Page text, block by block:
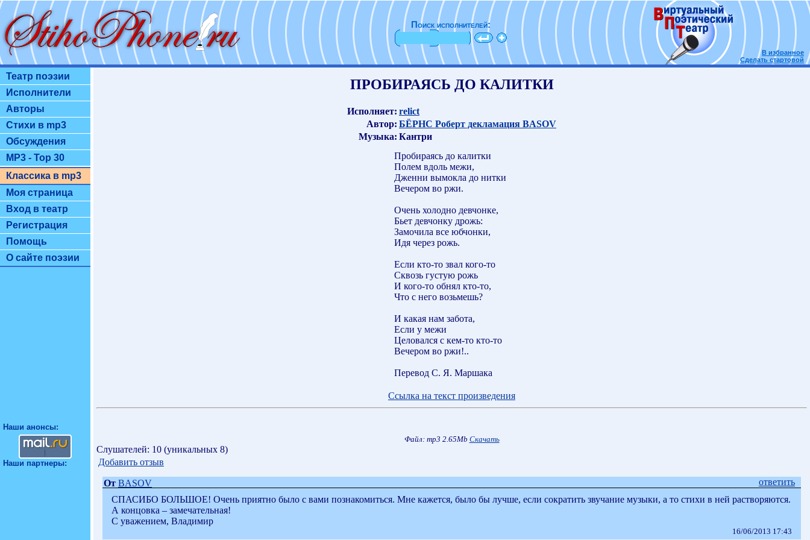
Поиск исполнителей:
В избранное
Сделать стартовой
Театр поэзии
Исполнители
Авторы
Стихи в mp3
Обсуждения
MP3 - Top 30
Классика в mp3
Моя страница
Вход в театр
Регистрация
Помощь
О сайте поэзии
Наши анонсы:
Наши партнеры:
ПРОБИРАЯСЬ ДО КАЛИТКИ
Исполняет: relict
Автор: БЁРНС Роберт декламация BASOV
Музыка: Кантри
Пробираясь до калитки
Полем вдоль межи,
Дженни вымокла до нитки
Вечером во ржи.
Очень холодно девчонке,
Бьет девчонку дрожь:
Замочила все юбчонки,
Идя через рожь.
Если кто-то звал кого-то
Сквозь густую рожь
И кого-то обнял кто-то,
Что с него возьмешь?
И какая нам забота,
Если у межи
Целовался с кем-то кто-то
Вечером во ржи!..
Перевод С. Я. Маршака
Ссылка на текст произведения
Файл: mp3 2.65Mb Скачать
Слушателей: 10 (уникальных 8)
Добавить отзыв
От BASOV
ответить
СПАСИБО БОЛЬШОЕ! Очень приятно было с вами познакомиться. Мне кажется, было бы лучше, если сократить звучание музыки, а то стихи в ней растворяются.
А концовка – замечательная!
С уважением, Владимир
16/06/2013 17:43